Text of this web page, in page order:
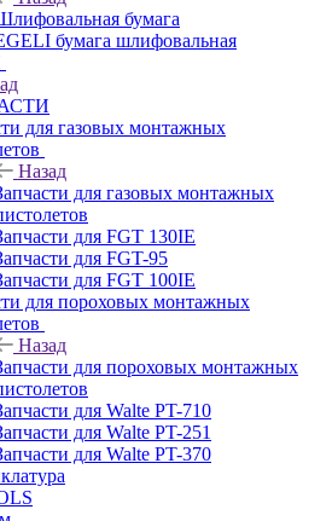
бумага
бумага шлифовальная
для газовых монтажных
Назад
для газовых монтажных
для FGT 130IE
для FGT-95
для FGT 100IE
для пороховых монтажных
Назад
для пороховых монтажных
для Walte PT-710
для Walte PT-251
для Walte PT-370